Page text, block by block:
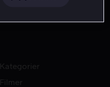
Kategorier
Filmer